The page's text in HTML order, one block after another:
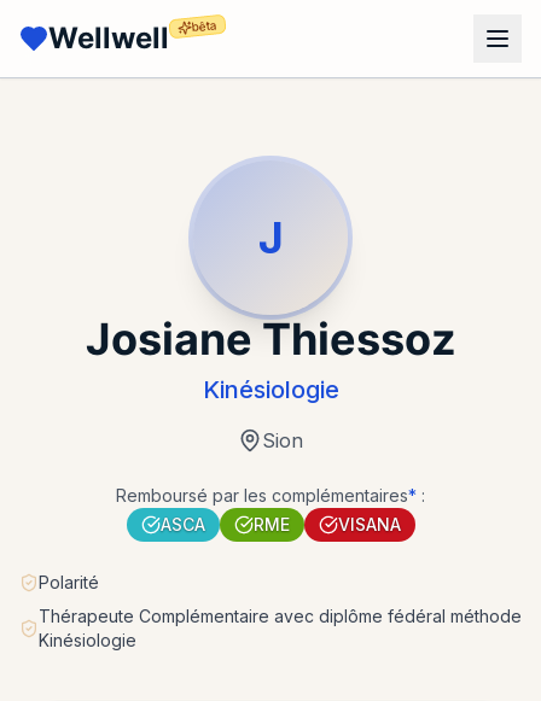
Wellwell bêta
J
Josiane Thiessoz
Kinésiologie
Sion
Remboursé par les complémentaires* :
ASCA
RME VISANA
Polarité
Thérapeute Complémentaire avec diplôme fédéral méthode
Kinésiologie